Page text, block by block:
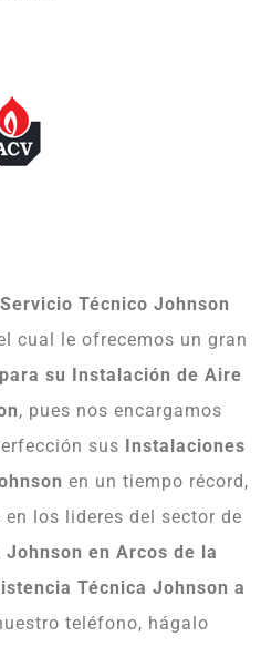
Servicio Técnico Johnson
cual le ofrecemos un gran
su Instalación de Aire
, pues nos encargamos
sus
Instalaciones
en un tiempo récord,
los lideres del sector de
en Arcos de la
Técnica Johnson a
teléfono, hágalo